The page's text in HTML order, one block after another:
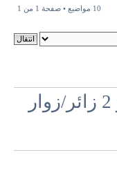
10 مواضيع • صفحة 1 من 1